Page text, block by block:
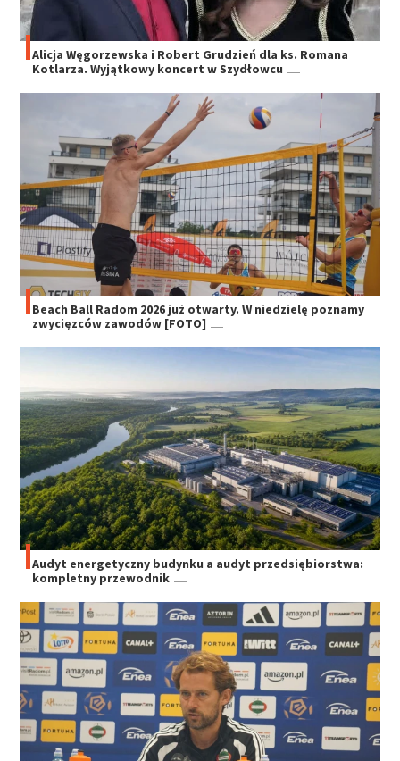
Alicja Węgorzewska i Robert Grudzień dla ks. Romana
Kotlarza. Wyjątkowy koncert w Szydłowcu
Beach Ball Radom 2026 już otwarty. W niedzielę poznamy
zwycięzców zawodów [FOTO]
Audyt energetyczny budynku a audyt przedsiębiorstwa:
kompletny przewodnik